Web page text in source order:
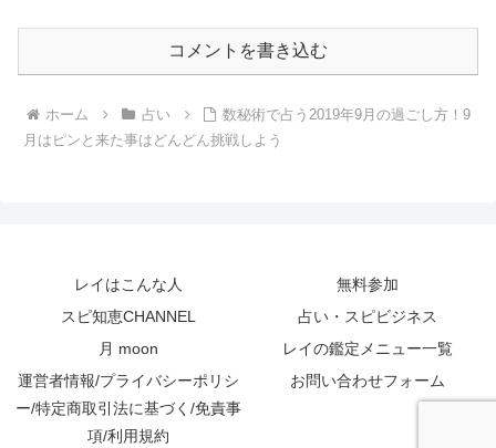
コメントを書き込む
ホーム 占い
数秘術で占う2019年9月の過ごし方！9
月はピンと来た事はどんどん挑戦しよう
レイはこんな人
無料参加
スピ知恵CHANNEL
占い・スピビジネス
月 moon
レイの鑑定メニュー一覧
運営者情報/プライバシーポリシ
ー/特定商取引法に基づく/免責事
項/利用規約
お問い合わせフォーム